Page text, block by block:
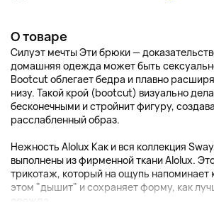
О товаре
Силуэт мечты Эти брюки —
домашняя одежда может быть
Bootcut облегает бедра и плавно
низу. Такой крой (bootcut) визуально
бесконечными и стройнит фигуру,
расслабленный образ.
Нежность Alolux Как и вся коллекция
выполнены из фирменной ткани Alolux.
трикотаж, который на ощупь
этом "дышит" и сохраняет форму, как
одежда....